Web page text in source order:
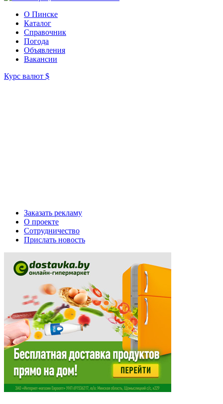
О Пинске
Каталог
Справочник
Погода
Объявления
Вакансии
Курс валют $
Заказать рекламу
О проекте
Сотрудничество
Прислать новость